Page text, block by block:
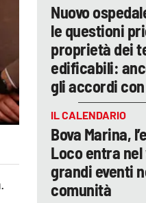
.
Nuovo
le questioni
proprietà dei
edificabili:
gli accordi
IL CALENDARIO
Bova Marina,
Loco entra
grandi eventi
comunità